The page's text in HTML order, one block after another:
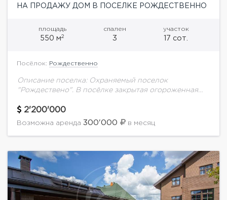
НА ПРОДАЖУ ДОМ В ПОСЕЛКЕ РОЖДЕСТВЕННО
площадь
550 м2
спален
3
участок
17 сот.
Посёлок: Рождественно
Описание поселка: Охраняемый поселок
"Рождествено". В посёлке закрытая огороженная
Удобные выезды на Рублево-Успенское шоссе без
пробок и светофоров. В непосредственной
2'200'000
Возможна аренда 300'000 в месяц